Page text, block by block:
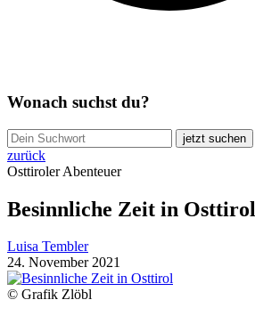
Wonach suchst du?
jetzt suchen
zurück
Osttiroler Abenteuer
Besinnliche Zeit in Osttirol
Luisa Tembler
24. November 2021
© Grafik Zlöbl